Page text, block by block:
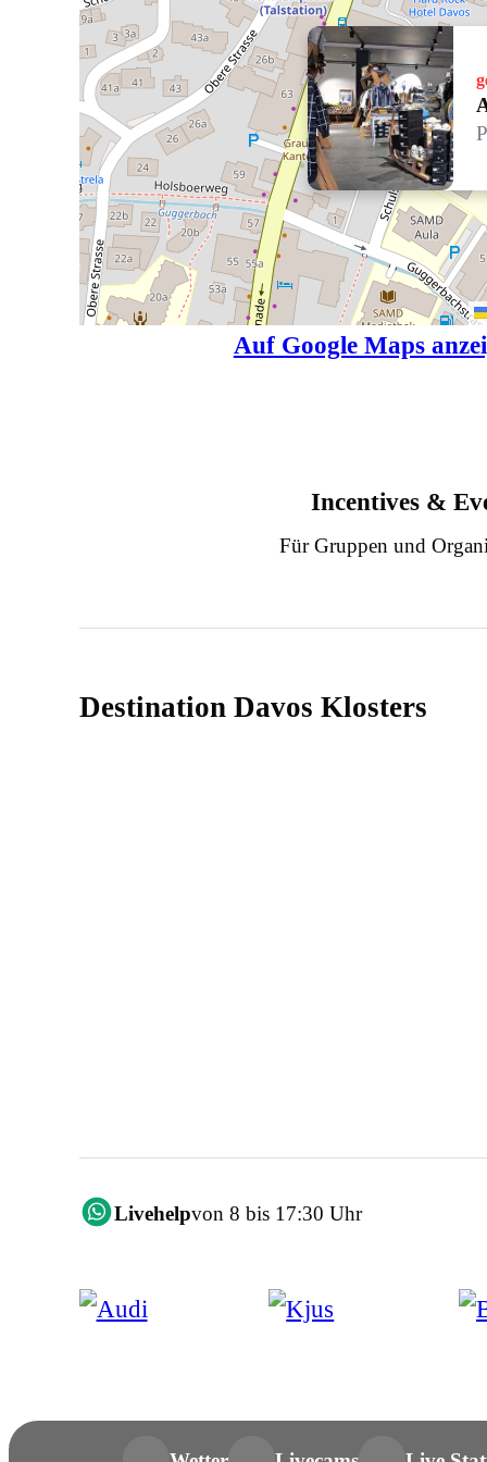
Auf Google Maps
Incentives &
Für Gruppen und
Destination Davos Klosters
Livehelpvon 8 bis 17:30 Uhr